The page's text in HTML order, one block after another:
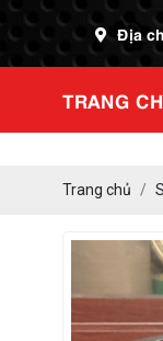
Địa
TRANG
Trang chủ